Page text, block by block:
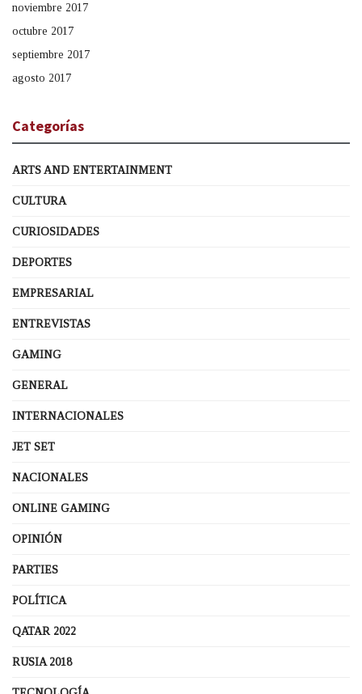
noviembre 2017
octubre 2017
septiembre 2017
agosto 2017
Categorías
ARTS AND ENTERTAINMENT
CULTURA
CURIOSIDADES
DEPORTES
EMPRESARIAL
ENTREVISTAS
GAMING
GENERAL
INTERNACIONALES
JET SET
NACIONALES
ONLINE GAMING
OPINIÓN
PARTIES
POLÍTICA
QATAR 2022
RUSIA 2018